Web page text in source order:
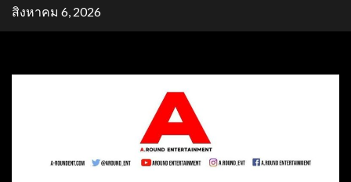
Skipสิงหาคม 6, 2026